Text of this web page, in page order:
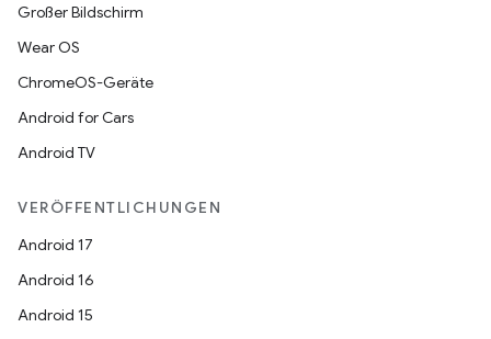
Großer Bildschirm
Wear OS
ChromeOS-Geräte
Android for Cars
Android TV
VERÖFFENTLICHUNGEN
Android 17
Android 16
Android 15